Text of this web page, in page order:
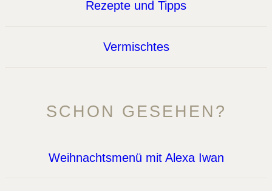
Rezepte und Tipps
Vermischtes
SCHON GESEHEN?
Weihnachtsmenü mit Alexa Iwan